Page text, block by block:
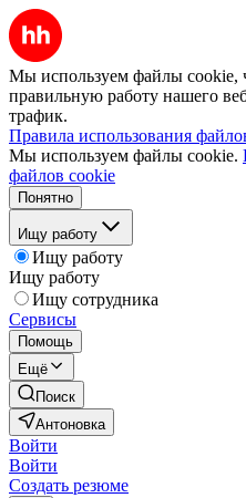
Мы используем файлы cookie,
правильную работу нашего
трафик.
Правила использования
Мы используем файлы cookie.
файлов cookie
Понятно
Ищу работу
Ищу работу
Ищу работу
Ищу сотрудника
Сервисы
Помощь
Ещё
Поиск
Антоновка
Войти
Войти
Создать резюме